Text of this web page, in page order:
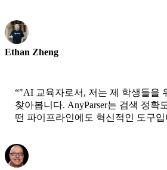
Ethan Zheng
“"AI 교육자로서, 저는 제 학생들을
찾아봅니다. AnyParser는 검색 정확
떤 파이프라인에도 혁신적인 도구